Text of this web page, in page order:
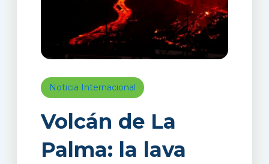
Noticia Internacional
Volcán de La
Palma: la lava